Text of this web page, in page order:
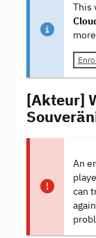
This
[Akteur]
An
can